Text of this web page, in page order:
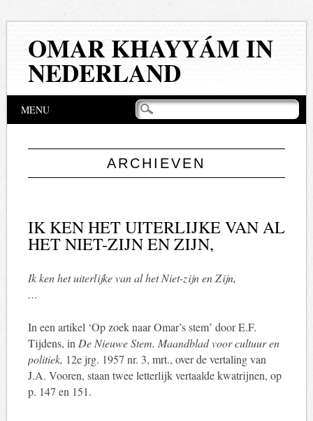
OMAR KHAYYÁM IN
NEDERLAND
Hoofdmenu
springen
MENU
ARCHIEVEN
IK KEN HET UITERLIJKE VAN AL
HET NIET-ZIJN EN ZIJN,
Ik ken het uiterlijke van al het Niet-zijn en Zijn,
…
In een artikel ‘Op zoek naar Omar’s stem’ door E.F.
Tijdens, in De Nieuwe Stem. Maandblad voor cultuur en
politiek, 12e jrg. 1957 nr. 3, mrt., over de vertaling van
J.A. Vooren, staan twee letterlijk vertaalde kwatrijnen, op
p. 147 en 151.